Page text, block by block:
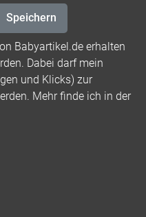
Speichern
Babyartikel.de erhalten
Dabei darf mein
und Klicks) zur
Mehr finde ich in der